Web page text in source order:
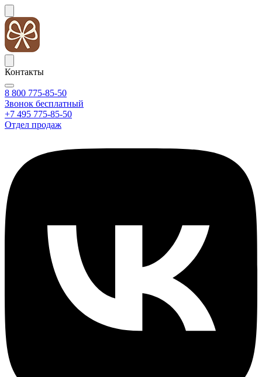
Контакты
8 800 775-85-50
Звонок бесплатный
+7 495 775-85-50
Отдел продаж